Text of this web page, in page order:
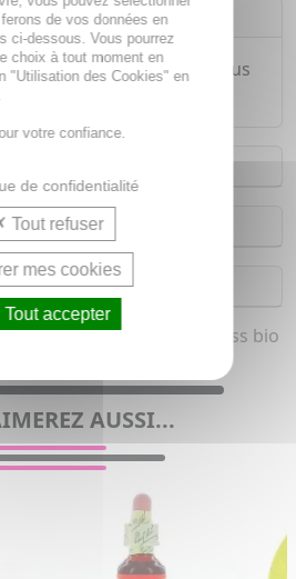
les enfants nerveux, sous
Relaxant, Sommeil, Stress bio
AUSSI...
de vos données en
ci-dessous. Vous pourrez
choix à tout moment en
"Utilisation des Cookies" en
votre confiance.
de confidentialité
Tout refuser
mes cookies
Tout accepter